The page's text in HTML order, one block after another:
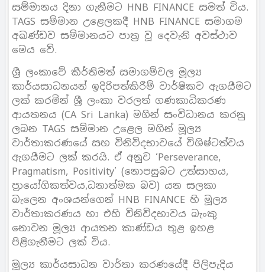
සම්මානය දිනා ගැනීමට HNB FINANCE සමත් විය.
TAGS සම්මාන උළෙලකදී HNB FINANCE සමාගම
අඛණ්ඩව සම්මානයට පාත්‍ර වූ දෙවැනි අවස්ථාව
මෙය වේ.
ශ්‍රී ලංකාවේ කීර්තිමත් සමාගම්වල මූල්‍ය
කාර්යසාධනයන් ඉදිරිපත්කිරීම් වාර්ෂිකව ඇගයීමට
ලක් කරමින් ශ්‍රී ලංකා වරලත් ගණකාධිකරණ
ආයතනය (CA Sri Lanka) මගින් සංවිධානය කරනු
ලබන TAGS සම්මාන උළෙල මගින් මූල්‍ය
වාර්තාකරණයේ සහ විනිවිදභාවයේ විශිෂ්ටත්වය
ඇගයීමට ලක් කරයි. ඒ අනුව ‘Perseverance,
Pragmatism, Positivity’ (නොපසුබට උත්සාහය,
ප්‍රායෝගිකත්වය,ධනාත්මක බව) යන සලකා
බැලෙන අංශයන්ගෙන් HNB FINANCE හි මූල්‍ය
වාර්තාකරණය හා එහි විනිවිදභාවය බැංකු
නොවන මූල්‍ය ආයතන කාණ්ඩය තුළ ඉහළ
පිළිගැනීමට ලක් විය.
මූල්‍ය කාර්යසාධන වාර්තා කරණයේදී පිලිපැදිය